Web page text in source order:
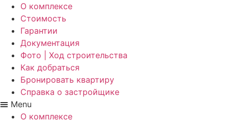
О комплексе
Стоимость
Гарантии
Документация
Фото | Ход строительства
Как добраться
Бронировать квартиру
Справка о застройщике
Menu
О комплексе